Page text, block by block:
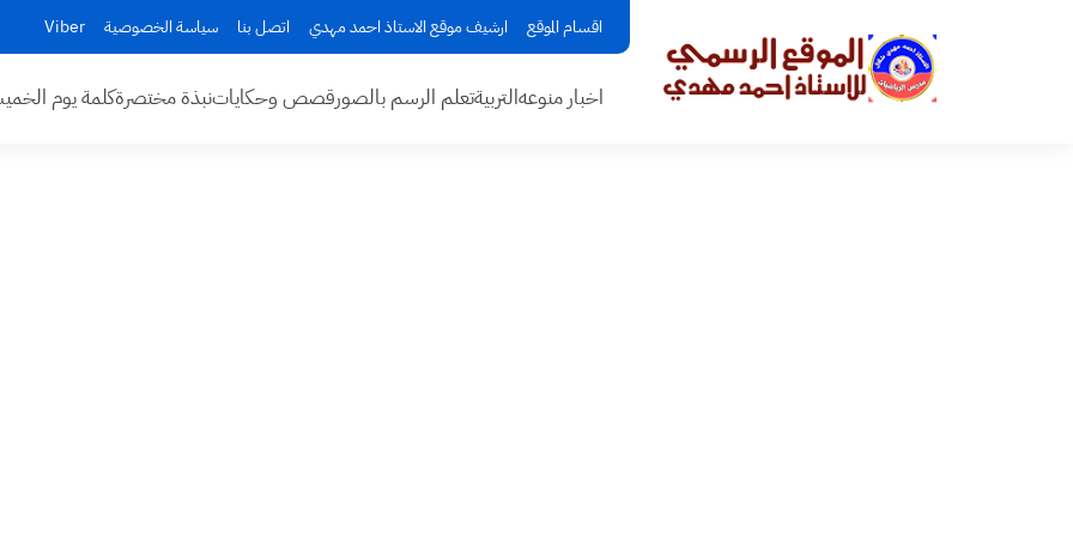
اقسام الموقع ارشيف موقع الاستاذ احمد مهدي اتصل بنا سياسة الخصوصية Viber
اخبار منوعهالتربيةتعلم الرسم بالصورقصص وحكاياتنبذة مختصرةكلمة يوم